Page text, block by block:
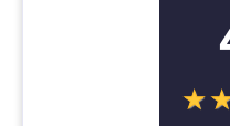
☆
★